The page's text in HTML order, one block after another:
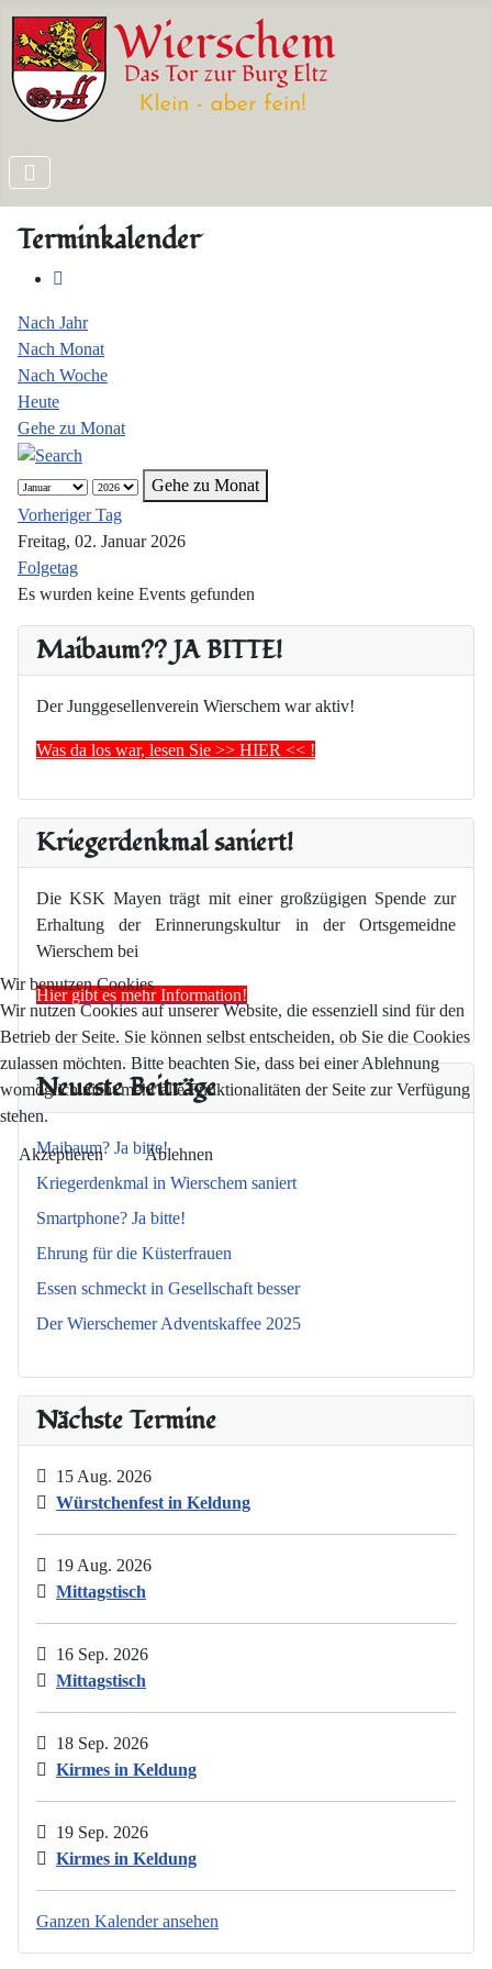
Maibaum?? JA BITTE!
Der Junggesellenverein Wierschem war aktiv!
Was da los war, lesen Sie >> HIER << !
Kriegerdenkmal saniert!
Die KSK Mayen trägt mit einer großzügigen Spende zur
Erhaltung der Erinnerungskultur in der Ortsgemeidne
Wierschem bei
Hier gibt es mehr Information!
Neueste Beiträge
Maibaum? Ja bitte!
Kriegerdenkmal in Wierschem saniert
Smartphone? Ja bitte!
Ehrung für die Küsterfrauen
Essen schmeckt in Gesellschaft besser
Der Wierschemer Adventskaffee 2025
Nächste Termine
15 Aug. 2026
Würstchenfest in Keldung
19 Aug. 2026
Mittagstisch
16 Sep. 2026
Mittagstisch
18 Sep. 2026
Kirmes in Keldung
19 Sep. 2026
Kirmes in Keldung
Ganzen Kalender ansehen
Terminkalender
Nach Jahr
Nach Monat
Nach Woche
Heute
Gehe zu Monat
Gehe zu Monat
Vorheriger Tag
Freitag, 02. Januar 2026
Folgetag
Es wurden keine Events gefunden
Wir benutzen Cookies
Wir nutzen Cookies auf unserer Website, die essenziell sind für den
Betrieb der Seite. Sie können selbst entscheiden, ob Sie die Cookies
zulassen möchten. Bitte beachten Sie, dass bei einer Ablehnung
womöglich nicht mehr alle Funktionalitäten der Seite zur Verfügung
stehen.
Akzeptieren Ablehnen